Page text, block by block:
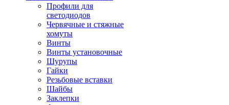
Профили для
светодиодов
Червячные и стяжные
хомуты
Винты
Винты установочные
Шурупы
Гайки
Резьбовые вставки
Шайбы
Заклепки